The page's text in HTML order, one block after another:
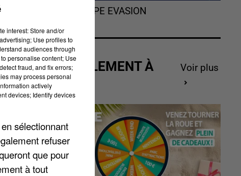
qui
L'HOROSCOPE EVASION
ACTUELLEMENT À
GAGNER
Voir plus
interest: Store and/or
Use profiles to
audiences through
personalise content; Use
fraud, and fix errors;
may process personal
actively
devices; Identify devices
sélectionnant
refuser
que pour
à tout